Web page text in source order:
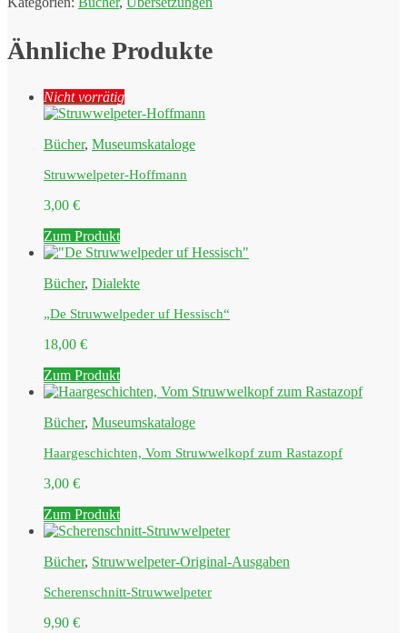
Ähnliche Produkte
Nicht vorrätig
Bücher, Museumskataloge
Struwwelpeter-Hoffmann
3,00 €
Zum Produkt
Bücher, Dialekte
„De Struwwelpeder uf Hessisch“
18,00 €
Zum Produkt
Bücher, Museumskataloge
Haargeschichten, Vom Struwwelkopf zum Rastazopf
3,00 €
Zum Produkt
Bücher, Struwwelpeter-Original-Ausgaben
Scherenschnitt-Struwwelpeter
9,90 €